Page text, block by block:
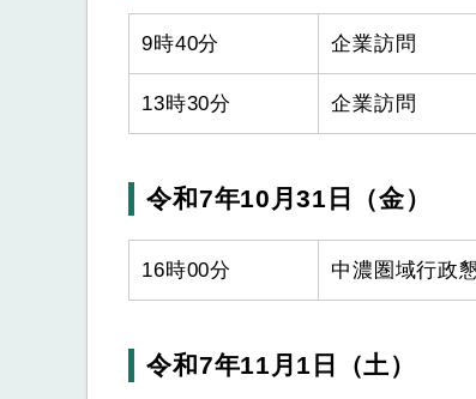
9時40分 企業訪問
13時30分 企業訪問
令和7年10月31日（金）
16時00分 中濃圏域行政
令和7年11月1日（土）